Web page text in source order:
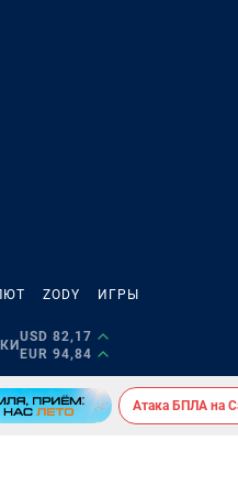
ZODY ИГРЫ
USD 82,17
EUR 94,84
Атака БПЛА на